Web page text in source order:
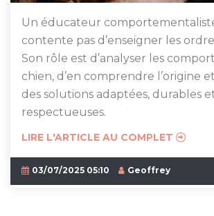
Un éducateur
contente pas d’enseigner les
Son rôle est d’analyser les
chien, d’en comprendre l’origine
des solutions adaptées, durables
respectueuses.
LIRE L'ARTICLE AU COMPLET
03/07/2025 05:10 Geoffrey